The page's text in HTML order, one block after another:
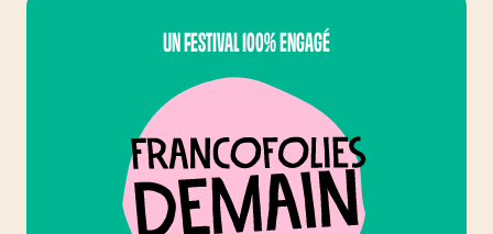
FRANCOFOLIES
UN FESTIVAL 100% ENGAGÉ